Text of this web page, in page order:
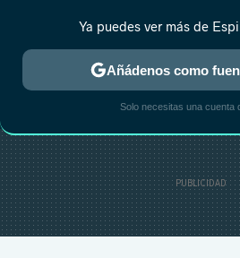
ESTRENOS REALITY
Ya puedes ver más de
Añádenos como
Solo necesitas una cuenta